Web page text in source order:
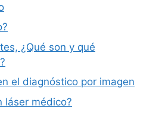
¿Qué son y qué
el diagnóstico por imagen
láser médico?